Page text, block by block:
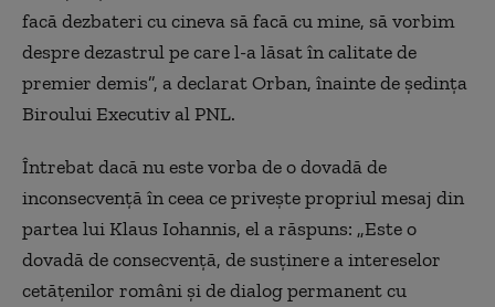
facă dezbateri cu cineva să facă cu mine, să vorbim
despre dezastrul pe care l-a lăsat în calitate de
premier demis”, a declarat Orban, înainte de şedinţa
Biroului Executiv al PNL.
Întrebat dacă nu este vorba de o dovadă de
inconsecvenţă în ceea ce priveşte propriul mesaj din
partea lui Klaus Iohannis, el a răspuns: „Este o
dovadă de consecvenţă, de susţinere a intereselor
cetăţenilor români şi de dialog permanent cu